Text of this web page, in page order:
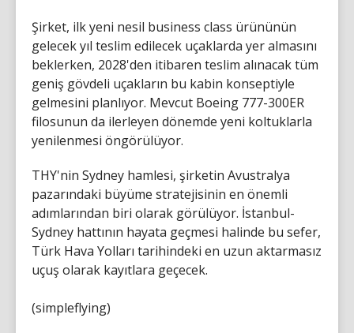
Şirket, ilk yeni nesil business class ürününün
gelecek yıl teslim edilecek uçaklarda yer almasını
beklerken, 2028'den itibaren teslim alınacak tüm
geniş gövdeli uçakların bu kabin konseptiyle
gelmesini planlıyor. Mevcut Boeing 777-300ER
filosunun da ilerleyen dönemde yeni koltuklarla
yenilenmesi öngörülüyor.
THY'nin Sydney hamlesi, şirketin Avustralya
pazarındaki büyüme stratejisinin en önemli
adımlarından biri olarak görülüyor. İstanbul-
Sydney hattının hayata geçmesi halinde bu sefer,
Türk Hava Yolları tarihindeki en uzun aktarmasız
uçuş olarak kayıtlara geçecek.
(simpleflying)